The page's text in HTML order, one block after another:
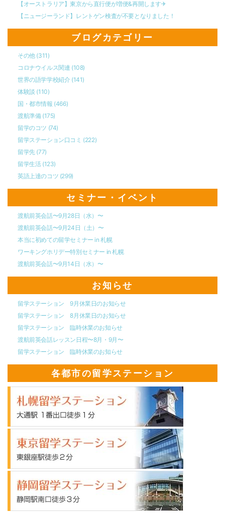
【オーストラリア】東京から直行便が増便&再開します✈︎
【ニュージーランド】レントゲン検査が不要となりました！
ブログカテゴリー
その他 (311)
コロナウイルス関連 (108)
世界の語学学校紹介 (141)
体験談 (110)
国・都市情報 (466)
渡航準備 (175)
留学のコツ (74)
留学ステーション口コミ (222)
留学先 (77)
留学生活 (123)
英語上達のコツ (299)
セミナー・イベント
渡航前英会話〜9月28日（水）〜
渡航前英会話〜9月24日（土）〜
本当に初めての留学セミナー in 札幌
ワーキングホリデー特別セミナー in 札幌
渡航前英会話〜9月14日（水）〜
お知らせ
留学ステーション 9月休業日のお知らせ
留学ステーション 8月休業日のお知らせ
留学ステーション 臨時休業のお知らせ
渡航前英会話レッスン日程〜8月・9月〜
留学ステーション 臨時休業のお知らせ
各都市の留学ステーション